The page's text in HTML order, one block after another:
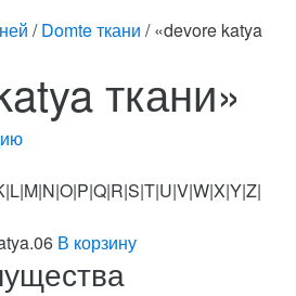
/Domte ткани / «devore katya
ткани»
В корзину